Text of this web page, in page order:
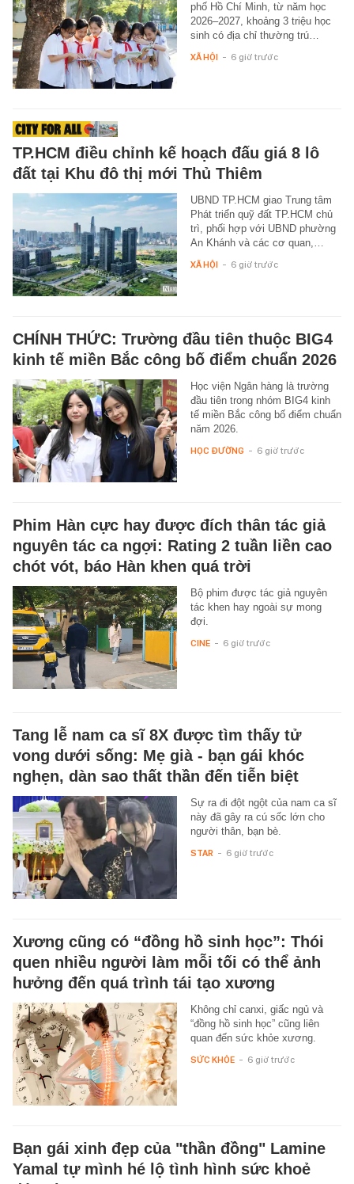
phố Hồ Chí Minh, từ năm học
2026–2027, khoảng 3 triệu học
sinh có địa chỉ thường trú…
XÃ HỘI - 6 giờ trước
TP.HCM điều chỉnh kế hoạch đấu giá 8 lô
đất tại Khu đô thị mới Thủ Thiêm
UBND TP.HCM giao Trung tâm
Phát triển quỹ đất TP.HCM chủ
trì, phối hợp với UBND phường
An Khánh và các cơ quan,…
XÃ HỘI - 6 giờ trước
CHÍNH THỨC: Trường đầu tiên thuộc BIG4
kinh tế miền Bắc công bố điểm chuẩn 2026
Học viện Ngân hàng là trường
đầu tiên trong nhóm BIG4 kinh
tế miền Bắc công bố điểm chuẩn
năm 2026.
HỌC ĐƯỜNG - 6 giờ trước
Phim Hàn cực hay được đích thân tác giả
nguyên tác ca ngợi: Rating 2 tuần liền cao
chót vót, báo Hàn khen quá trời
Bộ phim được tác giả nguyên
tác khen hay ngoài sự mong
đợi.
CINE - 6 giờ trước
Tang lễ nam ca sĩ 8X được tìm thấy tử
vong dưới sống: Mẹ già - bạn gái khóc
nghẹn, dàn sao thất thần đến tiễn biệt
Sự ra đi đột ngột của nam ca sĩ
này đã gây ra cú sốc lớn cho
người thân, bạn bè.
STAR - 6 giờ trước
Xương cũng có “đồng hồ sinh học”: Thói
quen nhiều người làm mỗi tối có thể ảnh
hưởng đến quá trình tái tạo xương
Không chỉ canxi, giấc ngủ và
“đồng hồ sinh học” cũng liên
quan đến sức khỏe xương.
SỨC KHỎE - 6 giờ trước
Bạn gái xinh đẹp của "thần đồng" Lamine
Yamal tự mình hé lộ tình hình sức khoẻ